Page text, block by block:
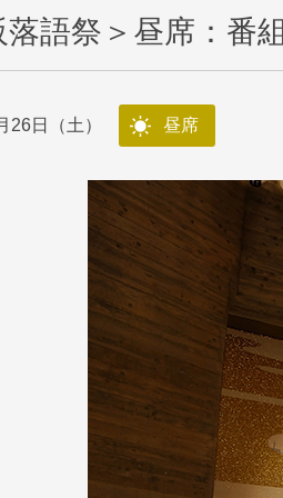
落語祭＞昼席：番
26日（土） 昼席